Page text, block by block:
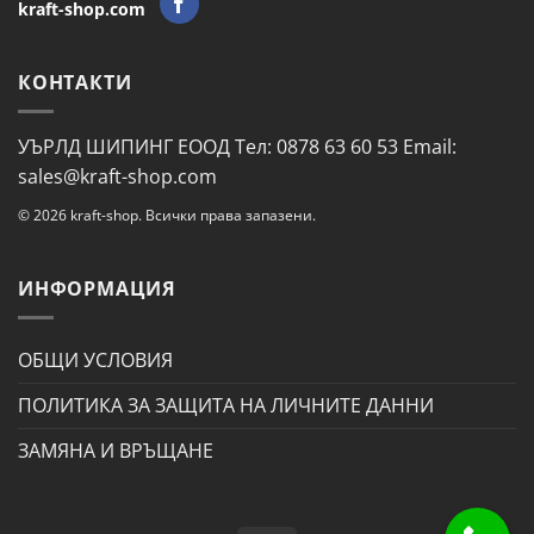
kraft-shop.com
КОНТАКТИ
УЪРЛД ШИПИНГ ЕООД Тел: 0878 63 60 53 Email:
sales@kraft-shop.com
© 2026 kraft-shop. Всички права запазени.
ИНФОРМАЦИЯ
ОБЩИ УСЛОВИЯ
ПОЛИТИКА ЗА ЗАЩИТА НА ЛИЧНИТЕ ДАННИ
ЗАМЯНА И ВРЪЩАНЕ